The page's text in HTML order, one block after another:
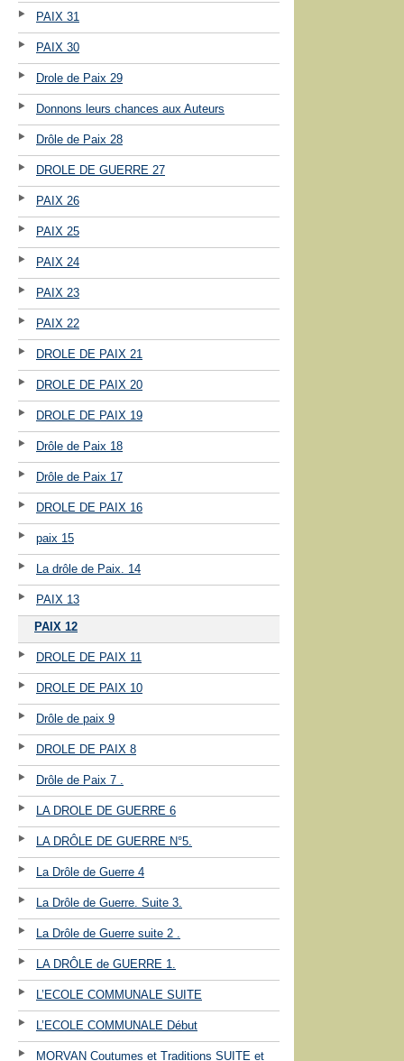
PAIX 31
PAIX 30
Drole de Paix 29
Donnons leurs chances aux Auteurs
Drôle de Paix 28
DROLE DE GUERRE 27
PAIX 26
PAIX 25
PAIX 24
PAIX 23
PAIX 22
DROLE DE PAIX 21
DROLE DE PAIX 20
DROLE DE PAIX 19
Drôle de Paix 18
Drôle de Paix 17
DROLE DE PAIX 16
paix 15
La drôle de Paix. 14
PAIX 13
PAIX 12
DROLE DE PAIX 11
DROLE DE PAIX 10
Drôle de paix 9
DROLE DE PAIX 8
Drôle de Paix 7 .
LA DROLE DE GUERRE 6
LA DRÔLE DE GUERRE N°5.
La Drôle de Guerre 4
La Drôle de Guerre. Suite 3.
La Drôle de Guerre suite 2 .
LA DRÔLE de GUERRE 1.
L’ECOLE COMMUNALE SUITE
L’ECOLE COMMUNALE Début
MORVAN Coutumes et Traditions SUITE et